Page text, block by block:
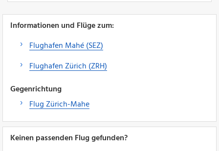
Informationen und Flüge zum:
Flughafen Mahé (SEZ)
Flughafen Zürich (ZRH)
Gegenrichtung
Flug Zürich-Mahe
Keinen passenden Flug gefunden?